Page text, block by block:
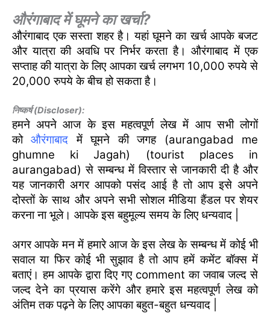
औरंगाबाद में घूमने का खर्चा?
औरंगाबाद एक सस्ता शहर है। यहां घूमने का खर्च आपके बजट
और यात्रा की अवधि पर निर्भर करता है। औरंगाबाद में एक
सप्ताह की यात्रा के लिए आपका खर्च लगभग 10,000 रुपये से
20,000 रुपये के बीच हो सकता है।
निष्कर्ष (Discloser):
हमने अपने आज के इस महत्वपूर्ण लेख में आप सभी लोगों
कोऔरंगाबाद में घूमने की जगह (aurangabad me
ghumne ki Jagah) (tourist places in
aurangabad) से सम्बन्ध में विस्तार से जानकारी दी है और
यह जानकारी अगर आपको पसंद आई है तो आप इसे अपने
दोस्तों के साथ और अपने सभी सोशल मीडिया हैंडल पर शेयर
करना ना भूले। आपके इस बहुमूल्य समय के लिए धन्यवाद |
अगर आपके मन में हमारे आज के इस लेख के सम्बन्ध में कोई भी
सवाल या फिर कोई भी सुझाव है तो आप हमें कमेंट बॉक्स में
बताएं। हम आपके द्वारा दिए गए comment का जवाब जल्द से
जल्द देने का प्रयास करेंगे और हमारे इस महत्वपूर्ण लेख को
अंतिम तक पढ़ने के लिए आपका बहुत-बहुत धन्यवाद |